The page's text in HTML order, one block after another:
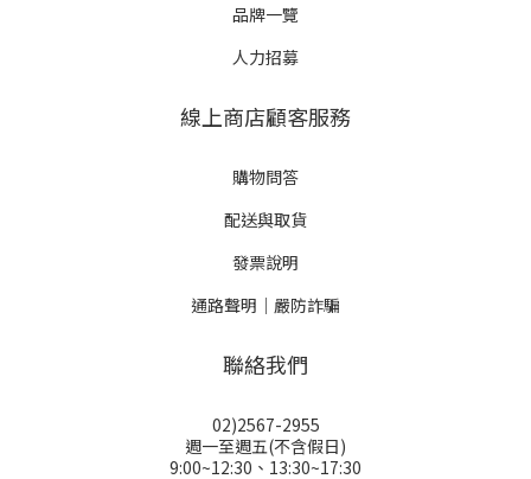
品牌一覽
人力招募
線上商店顧客服務
購物問答
配送與取貨
發票說明
通路聲明｜嚴防詐騙
聯絡我們
02)2567-2955
週一至週五(不含假日)
9:00~12:30、13:30~17:30